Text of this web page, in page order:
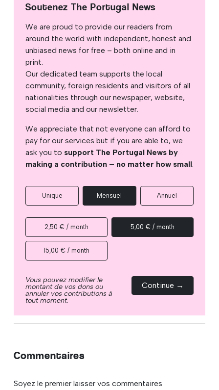
Soutenez The Portugal News
We are proud to provide our readers from
around the world with independent, honest and
unbiased news for free – both online and in
print.
Our dedicated team supports the local
community, foreign residents and visitors of all
nationalities through our newspaper, website,
social media and our newsletter.
We appreciate that not everyone can afford to
pay for our services but if you are able to, we
ask you to support The Portugal News by
making a contribution – no matter how small.
Unique Mensuel Annuel
2,50 € / month 5,00 € / month
15,00 € / month
Vous pouvez modifier le
montant de vos dons ou
annuler vos contributions à
tout moment.
Continue →
Commentaires
Soyez le premier laisser vos commentaires